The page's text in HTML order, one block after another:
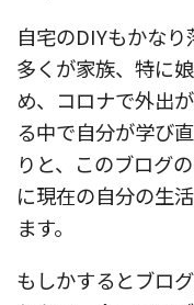
自宅のDIYもかな
多くが家族、特に
め、コロナで外出
る中で自分が学び
りと、このブログ
に現在の自分の生
ます。
もしかするとブロ